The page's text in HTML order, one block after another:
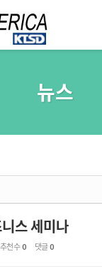
뉴스
스 세미나
추천 수0 댓글0